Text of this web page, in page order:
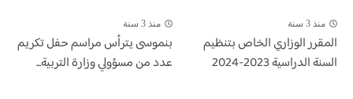
منذ 3 سنة
المقرر الوزاري الخاص بتنظيم
السنة الدراسية 2023-2024
منذ 3 سنة
بنموسى يترأس مراسم حفل تكريم
عدد من مسؤولي وزارة التربية...